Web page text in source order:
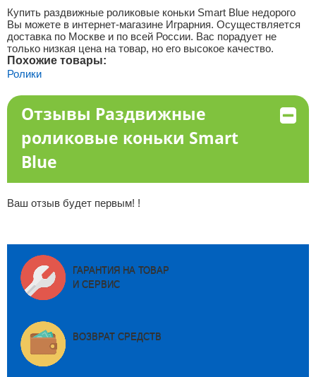
Купить раздвижные роликовые коньки Smart Blue недорого
Вы можете в интернет-магазине Играрния. Осуществляется
доставка по Москве и по всей России. Вас порадует не
только низкая цена на товар, но его высокое качество.
Похожие товары:
Ролики
Отзывы Раздвижные
роликовые коньки Smart
Blue
Ваш отзыв будет первым! !
ГАРАНТИЯ НА ТОВАР
И СЕРВИС
ВОЗВРАТ СРЕДСТВ